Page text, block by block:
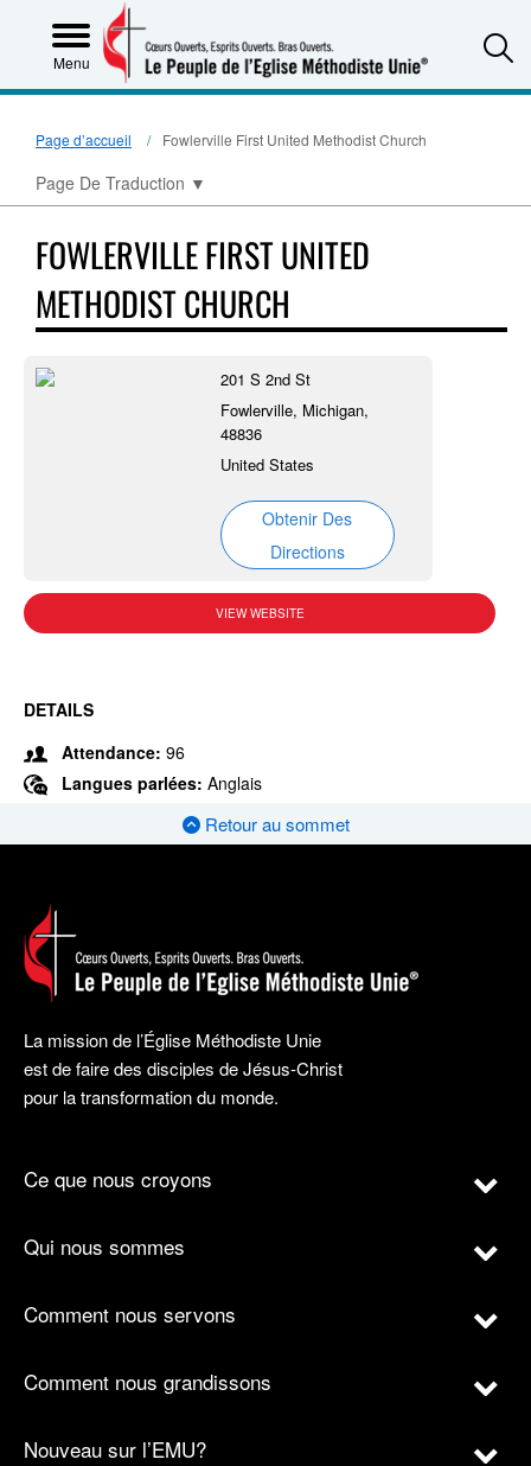
Menu
Page d’accueil Fowlerville First United Methodist Church
Page De Traduction ▼
FOWLERVILLE FIRST UNITED
METHODIST CHURCH
201 S 2nd St
Fowlerville, Michigan,
48836
United States
Obtenir Des
Directions
VIEW WEBSITE
DETAILS
Attendance: 96
Langues parlées: Anglais
Retour au sommet
La mission de l’Église Méthodiste Unie
est de faire des disciples de Jésus-Christ
pour la transformation du monde.
Ce que nous croyons
Qui nous sommes
Comment nous servons
Comment nous grandissons
Nouveau sur l’EMU?